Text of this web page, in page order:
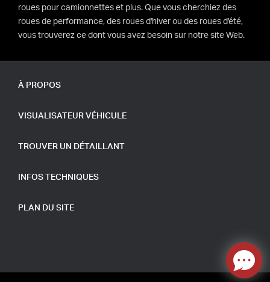
À PROPOS
VISUALISATEUR VÉHICULE
TROUVER UN DÉTAILLANT
INFOS TECHNIQUES
PLAN DU SITE
roues pour camionnettes et plus. Que vous cherchiez des
roues de performance, des roues d'hiver ou des roues d'été,
vous trouverez ce dont vous avez besoin sur notre site Web.